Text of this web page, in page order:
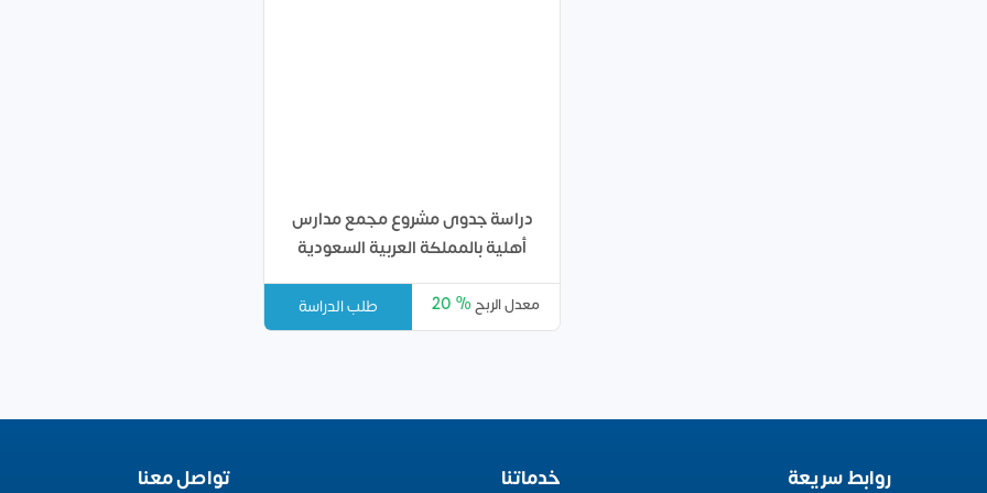
دراسة جدوى مشروع مجمع مدارس
أهلية بالمملكة العربية السعودية
معدل الربح20 % طلب الدراسة
روابط سريعة خدماتنا تواصل معنا